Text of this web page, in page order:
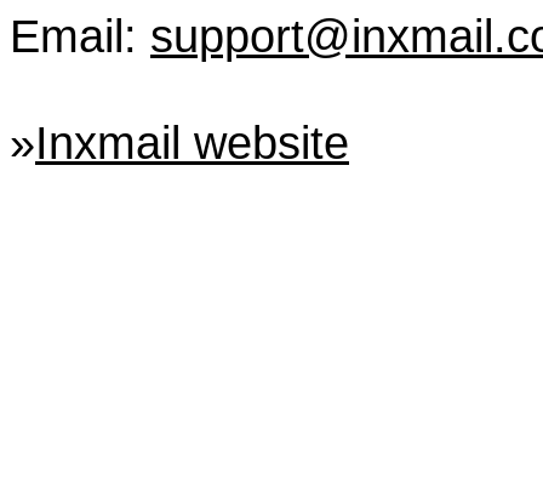
Email:
»Inxmail website